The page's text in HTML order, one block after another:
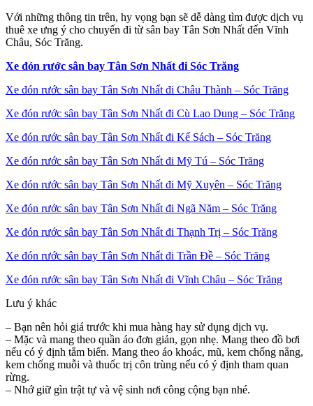
Với những thông tin trên, hy vọng bạn sẽ dễ dàng tìm được dịch vụ
thuê xe ưng ý cho chuyến đi từ sân bay Tân Sơn Nhất đến Vĩnh
Châu, Sóc Trăng.
Xe đón rước sân bay Tân Sơn Nhất đi Sóc Trăng
Xe đón rước sân bay Tân Sơn Nhất đi Châu Thành – Sóc Trăng
Xe đón rước sân bay Tân Sơn Nhất đi Cù Lao Dung – Sóc Trăng
Xe đón rước sân bay Tân Sơn Nhất đi Kế Sách – Sóc Trăng
Xe đón rước sân bay Tân Sơn Nhất đi Mỹ Tú – Sóc Trăng
Xe đón rước sân bay Tân Sơn Nhất đi Mỹ Xuyên – Sóc Trăng
Xe đón rước sân bay Tân Sơn Nhất đi Ngã Năm – Sóc Trăng
Xe đón rước sân bay Tân Sơn Nhất đi Thạnh Trị – Sóc Trăng
Xe đón rước sân bay Tân Sơn Nhất đi Trần Đề – Sóc Trăng
Xe đón rước sân bay Tân Sơn Nhất đi Vĩnh Châu – Sóc Trăng
Lưu ý khác
– Bạn nên hỏi giá trước khi mua hàng hay sử dụng dịch vụ.
– Mặc và mang theo quần áo đơn giản, gọn nhẹ. Mang theo đồ bơi
nếu có ý định tắm biển. Mang theo áo khoác, mũ, kem chống nắng,
kem chống muỗi và thuốc trị côn trùng nếu có ý định tham quan
rừng.
– Nhớ giữ gìn trật tự và vệ sinh nơi công cộng bạn nhé.